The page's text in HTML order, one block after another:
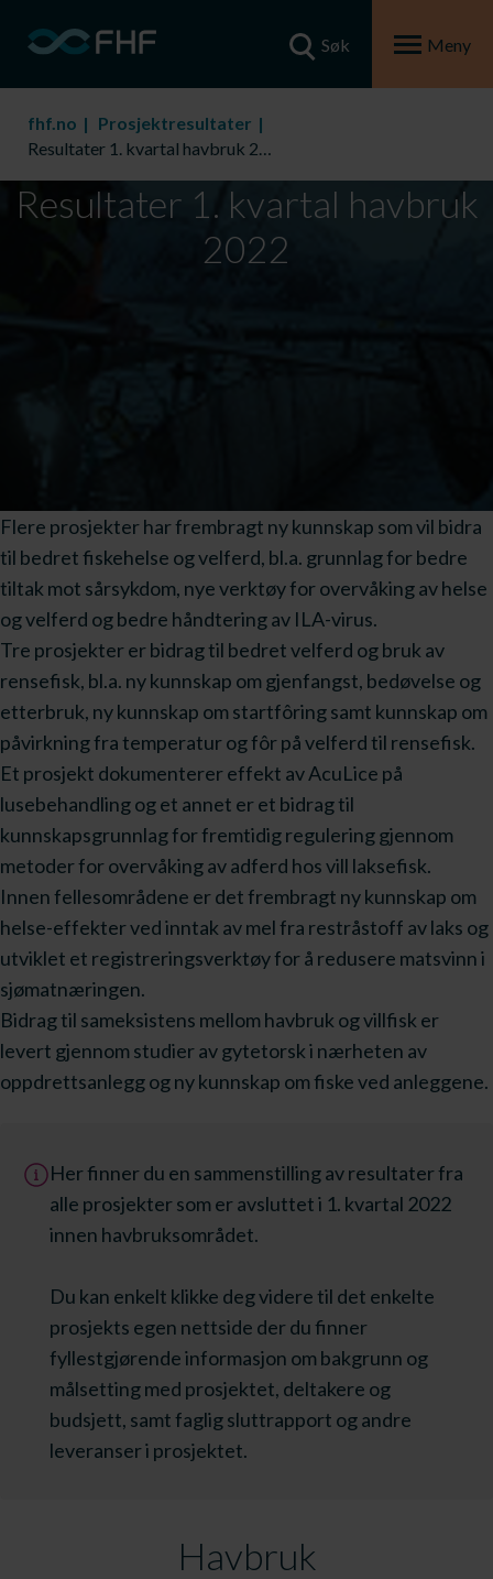
Søk Meny
fhf.no
Prosjektresultater
Resultater 1. kvartal havbruk 2022
Resultater 1. kvartal havbruk
2022
Flere prosjekter har frembragt ny kunnskap som vil bidra
til bedret fiskehelse og velferd, bl.a. grunnlag for bedre
tiltak mot sårsykdom, nye verktøy for overvåking av helse
og velferd og bedre håndtering av ILA-virus.
Tre prosjekter er bidrag til bedret velferd og bruk av
rensefisk, bl.a. ny kunnskap om gjenfangst, bedøvelse og
etterbruk, ny kunnskap om startfôring samt kunnskap om
påvirkning fra temperatur og fôr på velferd til rensefisk.
Et prosjekt dokumenterer effekt av AcuLice på
lusebehandling og et annet er et bidrag til
kunnskapsgrunnlag for fremtidig regulering gjennom
metoder for overvåking av adferd hos vill laksefisk.
Innen fellesområdene er det frembragt ny kunnskap om
helse-effekter ved inntak av mel fra restråstoff av laks og
utviklet et registreringsverktøy for å redusere matsvinn i
sjømatnæringen.
Bidrag til sameksistens mellom havbruk og villfisk er
levert gjennom studier av gytetorsk i nærheten av
oppdrettsanlegg og ny kunnskap om fiske ved anleggene.
Her finner du en sammenstilling av resultater fra
alle prosjekter som er avsluttet i 1. kvartal 2022
innen havbruksområdet.
Du kan enkelt klikke deg videre til det enkelte
prosjekts egen nettside der du finner
fyllestgjørende informasjon om bakgrunn og
målsetting med prosjektet, deltakere og
budsjett, samt faglig sluttrapport og andre
leveranser i prosjektet.
Havbruk